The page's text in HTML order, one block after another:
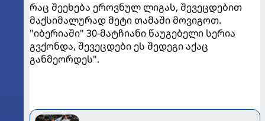
რაც შეეხება ეროვნულ ლიგას, შევეცდებით
მაქსიმალურად მეტი თამაში მოვიგოთ.
"იბერიაში" 30-მატჩიანი წაუგებელი სერია
გვქონდა, შევეცდები ეს შედეგი აქაც
განმეორდეს".